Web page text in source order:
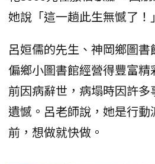
她說「這一趟此生無憾了！」
呂姮儒的先生、神岡鄉圖
偏鄉小圖書館經營得豐富
前因病辭世，病塌時因許
遺憾。呂老師說，她是行
前，想做就快做。